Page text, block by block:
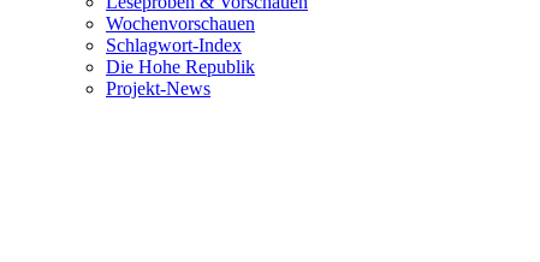
Wochenvorschauen
Schlagwort-Index
Die Hohe Republik
Projekt-News